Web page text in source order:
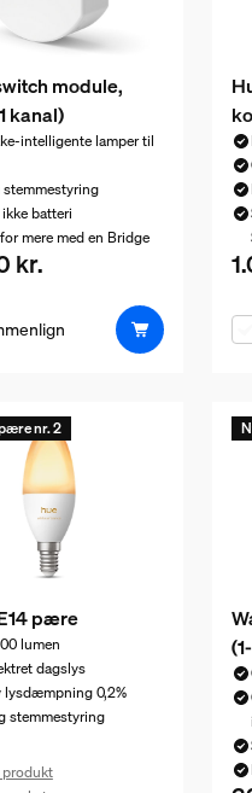
module,
kanal)
intelligente lamper til
batteri
mere med en Bridge
pris er 379,00 kr.
kr.
nr. 2
pære
lumen
dagslys
lysdæmpning 0,2%
stemmestyring
produkt